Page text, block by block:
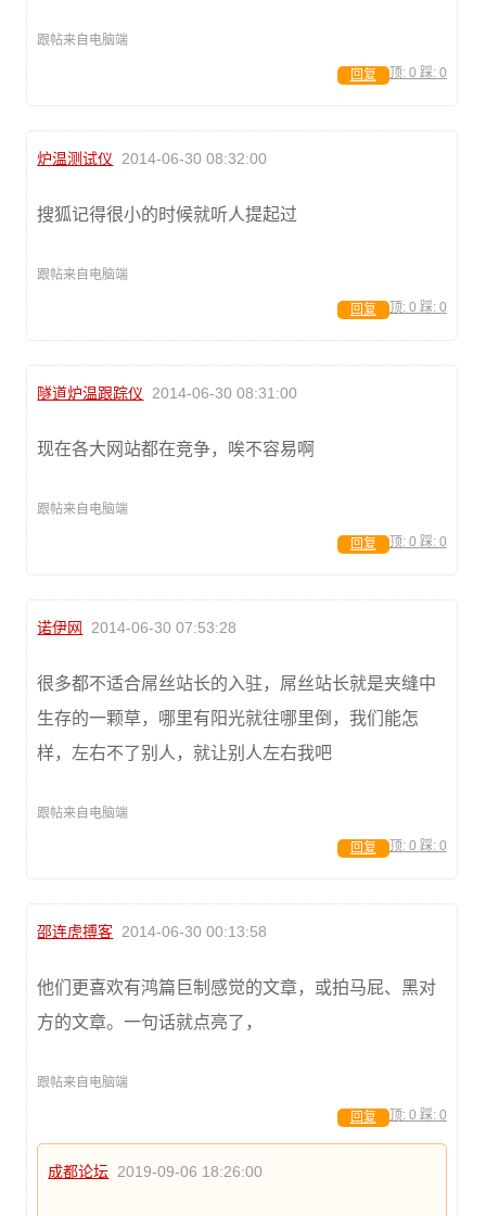
跟帖来自电脑端
顶: 0 踩: 0
回复
炉温测试仪 2014-06-30 08:32:00
搜狐记得很小的时候就听人提起过
跟帖来自电脑端
顶: 0 踩: 0
回复
隧道炉温跟踪仪 2014-06-30 08:31:00
现在各大网站都在竞争，唉不容易啊
跟帖来自电脑端
顶: 0 踩: 0
回复
诺伊网 2014-06-30 07:53:28
很多都不适合屌丝站长的入驻，屌丝站长就是夹缝中
生存的一颗草，哪里有阳光就往哪里倒，我们能怎
样，左右不了别人，就让别人左右我吧
跟帖来自电脑端
顶: 0 踩: 0
回复
邵连虎搏客 2014-06-30 00:13:58
他们更喜欢有鸿篇巨制感觉的文章，或拍马屁、黑对
方的文章。一句话就点亮了，
跟帖来自电脑端
顶: 0 踩: 0
回复
成都论坛 2019-09-06 18:26:00